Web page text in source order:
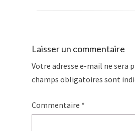
Laisser un commentaire
Votre adresse e-mail ne sera
champs obligatoires sont
Commentaire *